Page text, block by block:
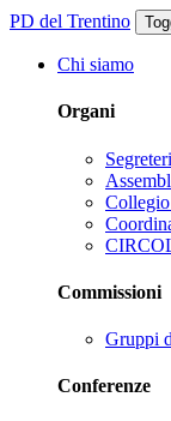
PD del Trentino
Chi siamo
Organi
Commissioni
Gruppi
Conferenze